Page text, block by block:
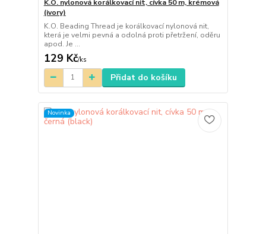
K.O. nylonová korálkovací nit, cívka 50 m, krémová
(ivory)
K.O. Beading Thread je korálkovací nylonová nit,
která je velmi pevná a odolná proti přetržení, oděru
apod. Je ...
129 Kč/ks
Přidat do košíku
Novinka